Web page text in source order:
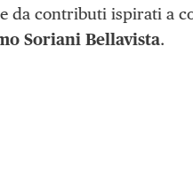
da contributi ispirati a
Soriani Bellavista.